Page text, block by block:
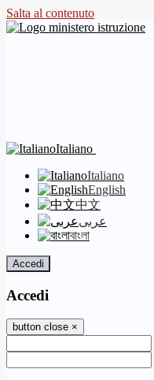
Salta al contenuto
Italiano
Italiano
English
中文
عربى
বাংলা
Accedi
Accedi
button close ×